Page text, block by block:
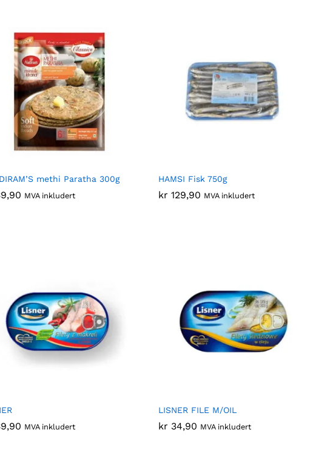
methi Paratha 300g
MVA inkludert
HAMSI Fisk 750g
kr 129,90 MVA inkludert
kr 129,90
MVA inkludert
LISNER FILE M/OIL
kr 34,90 MVA inkludert
kr 34,90